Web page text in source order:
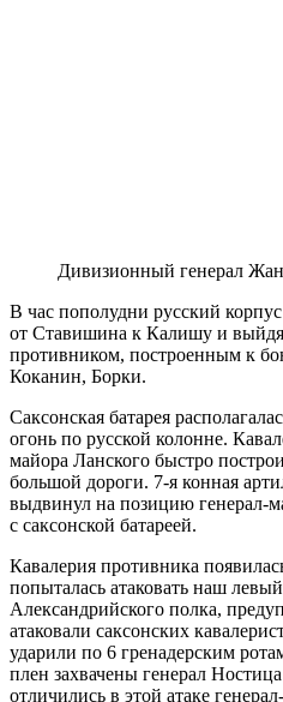
Дивизионный генерал
В час пополудни русский
от Ставишина к Калишу и выйдя
противником, построенным к
Коканин, Борки.
Саксонская батарея
огонь по русской колонне.
майора Ланского быстро
большой дороги. 7-я конная
выдвинул на позицию генерал-
с саксонской батареей.
Кавалерия противника
попыталась атаковать наш
Александрийского полка,
атаковали саксонских
ударили по 6 гренадерским
плен захвачены генерал
отличились в этой атаке